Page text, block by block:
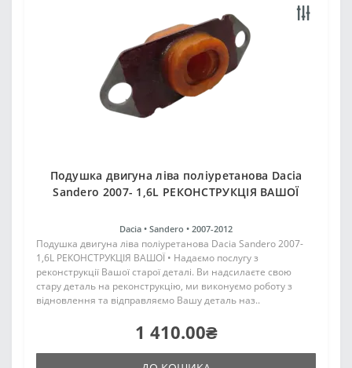
Подушка двигуна ліва поліуретанова Dacia
Sandero 2007- 1,6L РЕКОНСТРУКЦІЯ ВАШОЇ
Dacia • Sandero • 2007-2012
Подушка двигуна ліва поліуретанова Dacia Sandero 2007-
1,6L РЕКОНСТРУКЦІЯ ВАШОЇ • Надаємо послугу з
реконструкції Вашої старої деталі. Ви надсилаєте свою
стару деталь на реконструкцію, ми виконуємо роботу з
відновлення та відправляємо Вашу деталь наз..
1 410.00₴